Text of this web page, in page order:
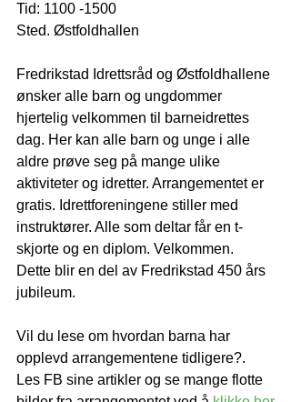
Tid: 1100 -1500
Sted. Østfoldhallen
Fredrikstad Idrettsråd og Østfoldhallene
ønsker alle barn og ungdommer
hjertelig velkommen til barneidrettes
dag. Her kan alle barn og unge i alle
aldre prøve seg på mange ulike
aktiviteter og idretter. Arrangementet er
gratis. Idrettforeningene stiller med
instruktører. Alle som deltar får en t-
skjorte og en diplom. Velkommen.
Dette blir en del av Fredrikstad 450 års
jubileum.
Vil du lese om hvordan barna har
opplevd arrangementene tidligere?.
Les FB sine artikler og se mange flotte